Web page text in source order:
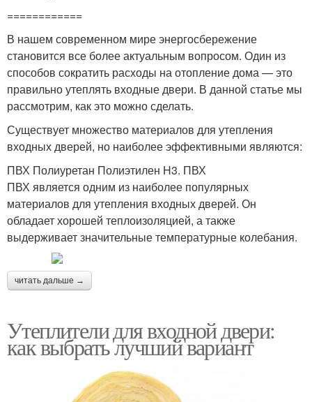
============
В нашем современном мире энергосбережение
становится все более актуальным вопросом. Один из
способов сократить расходы на отопление дома — это
правильно утеплять входные двери. В данной статье мы
рассмотрим, как это можно сделать.
Существует множество материалов для утепления
входных дверей, но наиболее эффективными являются:
ПВХ Полиуретан Полиэтилен H3. ПВХ
ПВХ является одним из наиболее популярных
материалов для утепления входных дверей. Он
обладает хорошей теплоизоляцией, а также
выдерживает значительные температурные колебания.
читать дальше →
Утеплители для входной двери:
как выбрать лучший вариант